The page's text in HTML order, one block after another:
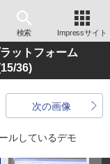
検索 Impressサイト
ットフォーム
36)
次の画像
ルしているデモ